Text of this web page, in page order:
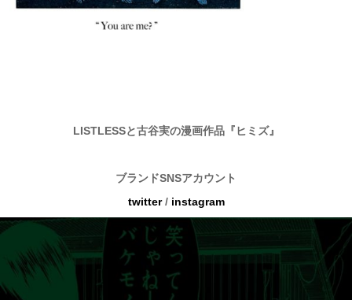
LISTLESSと古谷実の漫画作品『ヒミズ』
ブランドSNSアカウント
twitter/ instagram